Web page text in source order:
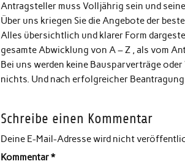
Antragsteller muss Volljährig sein und
Über uns kriegen Sie die Angebote der
Alles übersichtlich und klarer Form
gesamte Abwicklung von A – Z , als vom
Bei uns werden keine Bausparverträge
nichts. Und nach erfolgreicher
Schreibe einen Kommentar
Deine E-Mail-Adresse wird nicht
Kommentar*